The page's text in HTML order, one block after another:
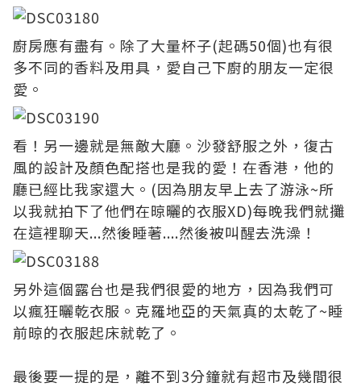
廚房應有盡有。除了大量杯子(起碼50個)也有很
多不同的香料及用具，愛自己下廚的朋友一定很
愛。
看！另一邊就是無敵大廳。沙發舒服之外，復古
風的設計及顏色配搭也是我的愛！在香港，他的
廳已經比我家還大。(因為朋友早上去了游泳~所
以我就拍下了他們在晾曬的衣服XD)每晚我們就攤
在這裡聊天...然後睡著....然後被叫醒去洗澡！
另外這個露台也是我們很愛的地方，因為我們可
以瘋狂曬乾衣服。克羅地亞的天氣真的太乾了~睡
前晾的衣服起床就乾了。
最後要一提的是，離不到3分鐘就有超市及幾間很